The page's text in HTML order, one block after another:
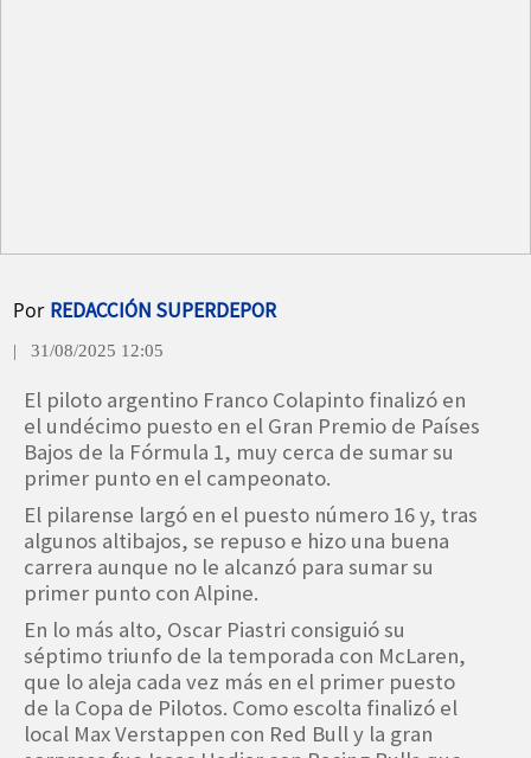
Por REDACCIÓN SUPERDEPOR
| 31/08/2025 12:05
El piloto argentino Franco Colapinto finalizó en
el undécimo puesto en el Gran Premio de Países
Bajos de la Fórmula 1, muy cerca de sumar su
primer punto en el campeonato.
El pilarense largó en el puesto número 16 y, tras
algunos altibajos, se repuso e hizo una buena
carrera aunque no le alcanzó para sumar su
primer punto con Alpine.
En lo más alto, Oscar Piastri consiguió su
séptimo triunfo de la temporada con McLaren,
que lo aleja cada vez más en el primer puesto
de la Copa de Pilotos. Como escolta finalizó el
local Max Verstappen con Red Bull y la gran